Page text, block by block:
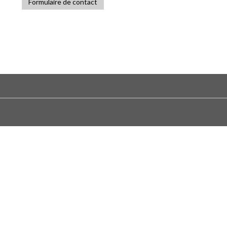
Formulaire de contact